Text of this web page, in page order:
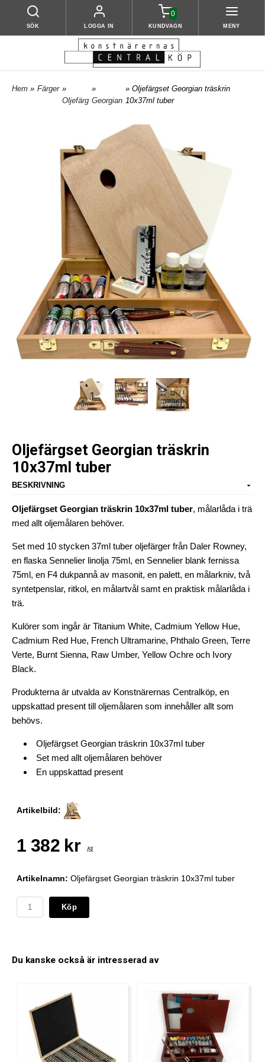
SÖK LOGGA IN
0
KUNDVAGN MENY
Hem » Färger »
Oljefärg
»
Georgian
» Oljefärgset Georgian träskrin
10x37ml tuber
Oljefärgset Georgian träskrin
10x37ml tuber
BESKRIVNING
Oljefärgset Georgian träskrin 10x37ml tuber, målarlåda i trä
med allt oljemålaren behöver.
Set med 10 stycken 37ml tuber oljefärger från Daler Rowney,
en flaska Sennelier linolja 75ml, en Sennelier blank fernissa
75ml, en F4 dukpannå av masonit, en palett, en målarkniv, två
syntetpenslar, ritkol, en målartvål samt en praktisk målarlåda i
trä.
Kulörer som ingår är Titanium White, Cadmium Yellow Hue,
Cadmium Red Hue, French Ultramarine, Phthalo Green, Terre
Verte, Burnt Sienna, Raw Umber, Yellow Ochre och Ivory
Black.
Produkterna är utvalda av Konstnärernas Centralköp, en
uppskattad present till oljemålaren som innehåller allt som
behövs.
Oljefärgset Georgian träskrin 10x37ml tuber
Set med alltoljemålaren behöver
En uppskattad present
Artikelbild:
1 382 kr /st
Artikelnamn: Oljefärgset Georgian träskrin 10x37ml tuber
Köp
Du kanske också är intresserad av